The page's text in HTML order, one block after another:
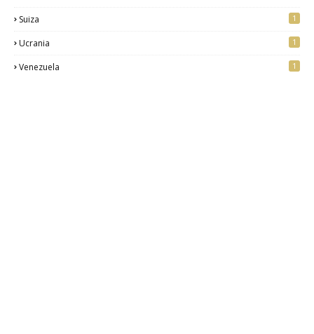
Suiza
1
Ucrania 1
Venezuela 1